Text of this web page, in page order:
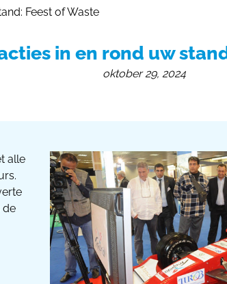
Feest of Waste
in en rond uw
oktober 29, 2024
alle
de